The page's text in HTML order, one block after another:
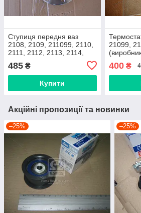
Ступиця передня ваз
2108, 2109, 211099, 2110,
2111, 2112, 2113, 2114,
Харків)
485 ₴
Купити
21099,
400₴
Акційні пропозиції та новинки
–25% –25%